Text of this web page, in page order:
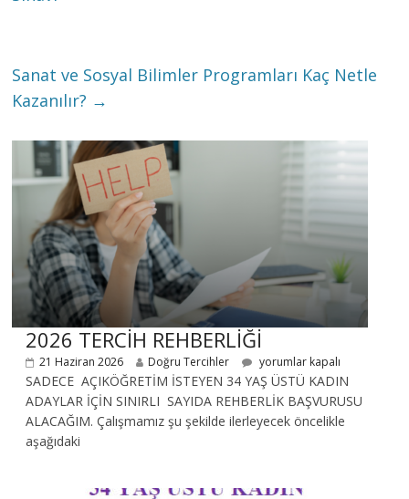
Sanat ve Sosyal Bilimler Programları Kaç Netle
Kazanılır? →
2026 TERCİH REHBERLİĞİ
21 Haziran 2026 Doğru Tercihler yorumlar kapalı
SADECE AÇIKÖĞRETİM İSTEYEN 34 YAŞ ÜSTÜ KADIN
ADAYLAR İÇİN SINIRLI SAYIDA REHBERLİK BAŞVURUSU
ALACAĞIM. Çalışmamız şu şekilde ilerleyecek öncelikle
aşağıdaki